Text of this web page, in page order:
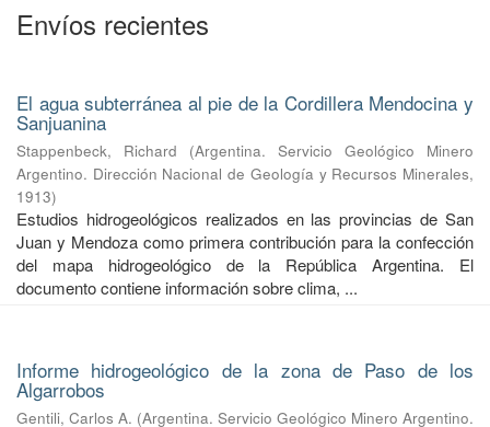
Envíos recientes
El agua subterránea al pie de la Cordillera Mendocina y
Sanjuanina
Stappenbeck, Richard (Argentina. Servicio Geológico Minero
Argentino. Dirección Nacional de Geología y Recursos Minerales,
1913)
Estudios hidrogeológicos realizados en las provincias de San
Juan y Mendoza como primera contribución para la confección
del mapa hidrogeológico de la República Argentina. El
documento contiene información sobre clima, ...
Informe hidrogeológico de la zona de Paso de los
Algarrobos
Gentili, Carlos A. (Argentina. Servicio Geológico Minero Argentino.